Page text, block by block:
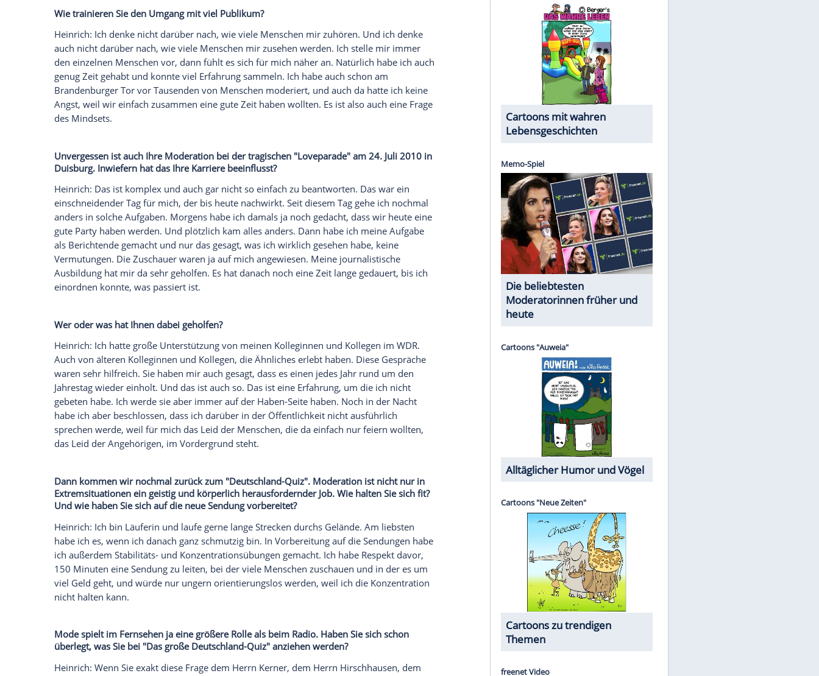
der Zeit entwickelt. Und am Ende ist es dann auch eine Frage von Chancen und Angeboten.
Mit 15 Jahren habe ich angefangen, bei einer Zeitung zu schreiben. Dann habe ich ein
Volontariat beim Radio gemacht. Bis heute betrachte ich mich daher auch als Journalistin.
Und auf diesem journalistischen Fundament baue ich alles auf. Egal ob ich auf der
Bühne
im Radio oder beim Fernsehen arbeite, zuerst bedeutet es immer schreiben und das ist das
Handwerk, das ich gelernt habe. Über welchen Kanal es dann gespielt wird, macht für mich
keinen großenUnterschied- in der Präsentation dann natürlich schon.
Was würden Sie jemandem raten, der Moderatorin oder Moderator werden will? Machen
Theatergruppe oderSchauspielkursSinn?
Heinrich: Viele denken: "Das sieht so toll aus. Sie hat Spaß bei der Arbeit auf der Bühne.
Das kann doch nicht so schwierig sein." Das ist aber etwas zu kurz gedacht. Es steckt schon
viel mehr dahinter. Ob Theatergruppe oderSchauspielkursfür den Beruf besonders
hilfreich sind, weiß ich nicht. Wir Moderatoren schauspielern auf der
ja nicht. Wir
spielen keine Rolle, sondern sind wir selbst. Für das Gelingen einer Show ist es sogar
essentiell wichtig, dass ich keine Rolle spiele.
Wie trainieren Sie den Umgang mit viel Publikum?
Heinrich : Ich denke nicht darüber nach, wie viele Menschen mir zuhören. Und ich denke
auch nicht darüber nach, wie viele Menschen mir zusehen werden. Ich stelle mir immer
den einzelnen Menschen vor, dann fühlt es sich für mich näher an. Natürlich habe ich auch
genug Zeit gehabt und konnte vielErfahrungsammeln. Ich habe auch schon am
Brandenburger Torvor Tausenden von Menschen moderiert, und auch da hatte ich keine
Angst, weil wir einfach zusammen eine gute Zeit haben wollten. Es ist also auch eine Frage
des Mindsets.
Unvergessen ist auch IhreModerationbei der tragischen "Loveparade" am 24. Juli 2010 in
Duisburg. Inwiefern hat das Ihre Karriere beeinflusst?
Heinrich: Das ist komplex und auch gar nicht so einfach zu beantworten. Das war ein
einschneidender Tag für mich, der bis heute nachwirkt. Seit diesem Tag gehe ich nochmal
anders in solche Aufgaben. Morgens habe ich damals ja noch gedacht, dass wir heute eine
gute Party haben werden. Und plötzlich kam alles anders. Dann habe ich meine Aufgabe
als Berichtende gemacht und nur das gesagt, was ich wirklich gesehen habe, keine
Ausbildung hat mir da sehr geholfen. Es hat danach noch eine Zeit lange gedauert, bis ich
einordnen konnte, was passiert ist.
Alles aus!
Trennungsschock im Promi-
Kosmos
Cartoons "Das Wahre Leben"
Cartoons mit wahren
Lebensgeschichten
Die beliebtesten